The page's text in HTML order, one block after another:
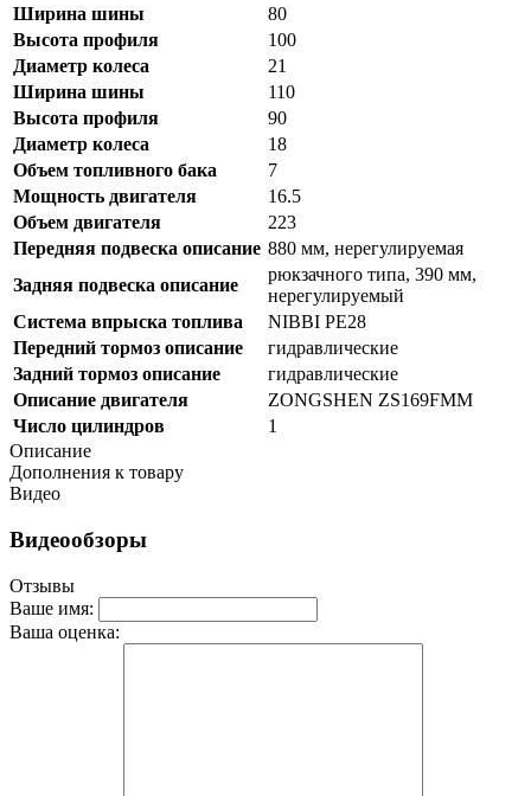
Ширина шины
80
Высота профиля
100
Диаметр колеса
21
Ширина шины
110
Высота профиля
90
Диаметр колеса
18
Объем топливного бака
7
Мощность двигателя
16.5
Объем двигателя
223
Передняя подвеска описание 880 мм, нерегулируемая
Задняя подвеска описание
рюкзачного типа, 390 мм,
нерегулируемый
Система впрыска топлива
NIBBI PE28
Передний тормоз описание
гидравлические
Задний тормоз описание
гидравлические
Описание двигателя
ZONGSHEN ZS169FMM
Число цилиндров
1
Описание
Дополнения к товару
Видео
Видеообзоры
Отзывы
Ваше имя:
Ваша оценка: